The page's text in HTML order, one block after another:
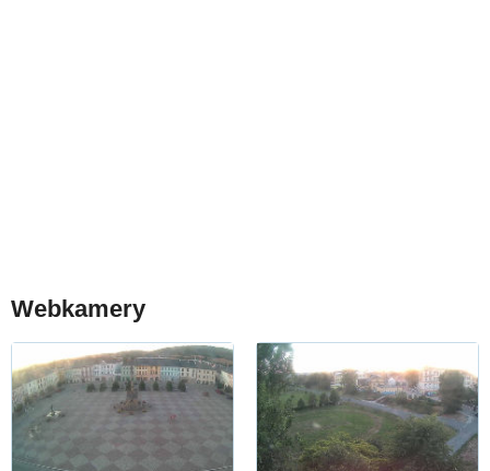
Webkamery